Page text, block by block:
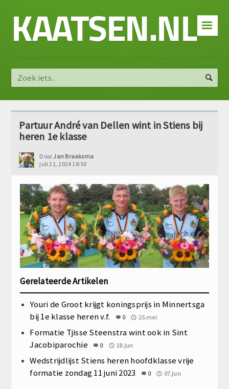
☰
KAATSEN.NL
Partuur André van Dellen wint in Stiens bij
heren 1e klasse
DoorJan Braaksma
juli 21, 2024 18:50
Gerelateerde Artikelen
Youri de Groot krijgt koningsprijs in Minnertsga
bij 1e klasse heren v.f.
0 25.mei
Formatie Tjisse Steenstra wint ook in Sint
Jacobiparochie
0 18.jun
Wedstrijdlijst Stiens heren hoofdklasse vrije
formatie zondag 11 juni 2023
0 07.jun